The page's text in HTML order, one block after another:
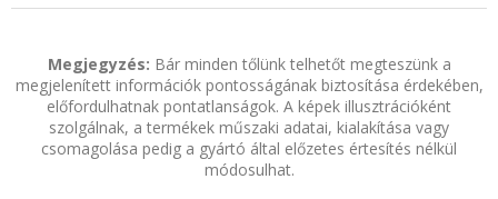
Megjegyzés: Bár minden tőlünk telhetőt megteszünk a
megjelenített információk pontosságának biztosítása érdekében,
előfordulhatnak pontatlanságok. A képek illusztrációként
szolgálnak, a termékek műszaki adatai, kialakítása vagy
csomagolása pedig a gyártó által előzetes értesítés nélkül
módosulhat.